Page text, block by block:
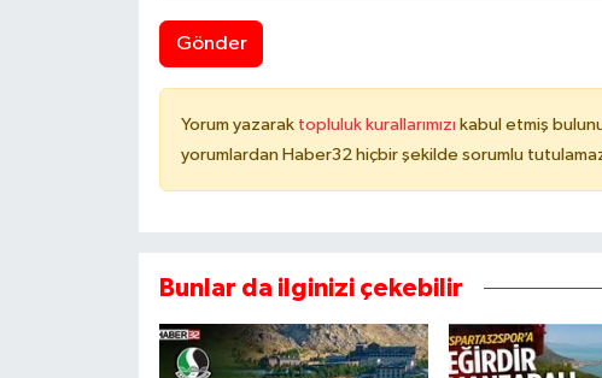
Gönder
Yorum yazarak topluluk kurallarımızı kabul etmiş
yorumlardan Haber32 hiçbir şekilde sorumlu
Bunlar da ilginizi çekebilir